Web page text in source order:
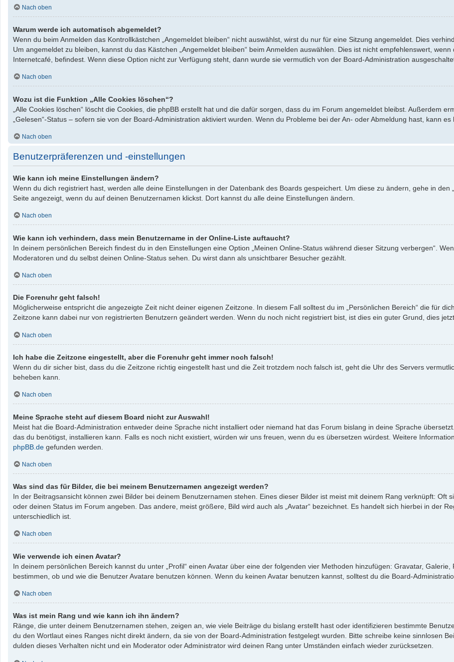
Nach oben
Warum werde ich automatisch abgemeldet?
Wenn du beim Anmelden das Kontrollkästchen „Angemeldet bleiben“ nicht auswählst, wirst du nur für eine Sitzung angemeldet. Dies
Um angemeldet zu bleiben, kannst du das Kästchen „Angemeldet bleiben“ beim Anmelden auswählen. Dies ist nicht empfehlenswert,
Internetcafé, befindest. Wenn diese Option nicht zur Verfügung steht, dann wurde sie vermutlich von der Board-Administration
Nach oben
Wozu ist die Funktion „Alle Cookies löschen“?
„Alle Cookies löschen“ löscht die Cookies, die phpBB erstellt hat und die dafür sorgen, dass du im Forum angemeldet bleibst. Außerdem
„Gelesen“-Status – sofern sie von der Board-Administration aktiviert wurden. Wenn du Probleme bei der An- oder Abmeldung hast, kann
Nach oben
Benutzerpräferenzen und -einstellungen
Wie kann ich meine Einstellungen ändern?
Wenn du dich registriert hast, werden alle deine Einstellungen in der Datenbank des Boards gespeichert. Um diese zu ändern, gehe in den
Seite angezeigt, wenn du auf deinen Benutzernamen klickst. Dort kannst du alle deine Einstellungen ändern.
Nach oben
Wie kann ich verhindern, dass mein Benutzername in der Online-Liste auftaucht?
In deinem persönlichen Bereich findest du in den Einstellungen eine Option „Meinen Online-Status während dieser Sitzung verbergen“.
Moderatoren und du selbst deinen Online-Status sehen. Du wirst dann als unsichtbarer Besucher gezählt.
Nach oben
Die Forenuhr geht falsch!
Möglicherweise entspricht die angezeigte Zeit nicht deiner eigenen Zeitzone. In diesem Fall solltest du im „Persönlichen Bereich“ die für
Zeitzone kann dabei nur von registrierten Benutzern geändert werden. Wenn du noch nicht registriert bist, ist dies ein guter Grund, dies
Nach oben
Ich habe die Zeitzone eingestellt, aber die Forenuhr geht immer noch falsch!
Wenn du dir sicher bist, dass du die Zeitzone richtig eingestellt hast und die Zeit trotzdem noch falsch ist, geht die Uhr des Servers
beheben kann.
Nach oben
Meine Sprache steht auf diesem Board nicht zur Auswahl!
Meist hat die Board-Administration entweder deine Sprache nicht installiert oder niemand hat das Forum bislang in deine Sprache
das du benötigst, installieren kann. Falls es noch nicht existiert, würden wir uns freuen, wenn du es übersetzen würdest. Weitere
phpBB.de gefunden werden.
Nach oben
Was sind das für Bilder, die bei meinem Benutzernamen angezeigt werden?
In der Beitragsansicht können zwei Bilder bei deinem Benutzernamen stehen. Eines dieser Bilder ist meist mit deinem Rang verknüpft: Oft
oder deinen Status im Forum angeben. Das andere, meist größere, Bild wird auch als „Avatar“ bezeichnet. Es handelt sich hierbei in der
unterschiedlich ist.
Nach oben
Wie verwende ich einen Avatar?
In deinem persönlichen Bereich kannst du unter „Profil“ einen Avatar über eine der folgenden vier Methoden hinzufügen: Gravatar,
bestimmen, ob und wie die Benutzer Avatare benutzen können. Wenn du keinen Avatar benutzen kannst, solltest du die Board-
Nach oben
Was ist mein Rang und wie kann ich ihn ändern?
Ränge, die unter deinem Benutzernamen stehen, zeigen an, wie viele Beiträge du bislang erstellt hast oder identifizieren bestimmte
du den Wortlaut eines Ranges nicht direkt ändern, da sie von der Board-Administration festgelegt wurden. Bitte schreibe keine sinnlosen
dulden dieses Verhalten nicht und ein Moderator oder Administrator wird deinen Rang unter Umständen einfach wieder zurücksetzen.